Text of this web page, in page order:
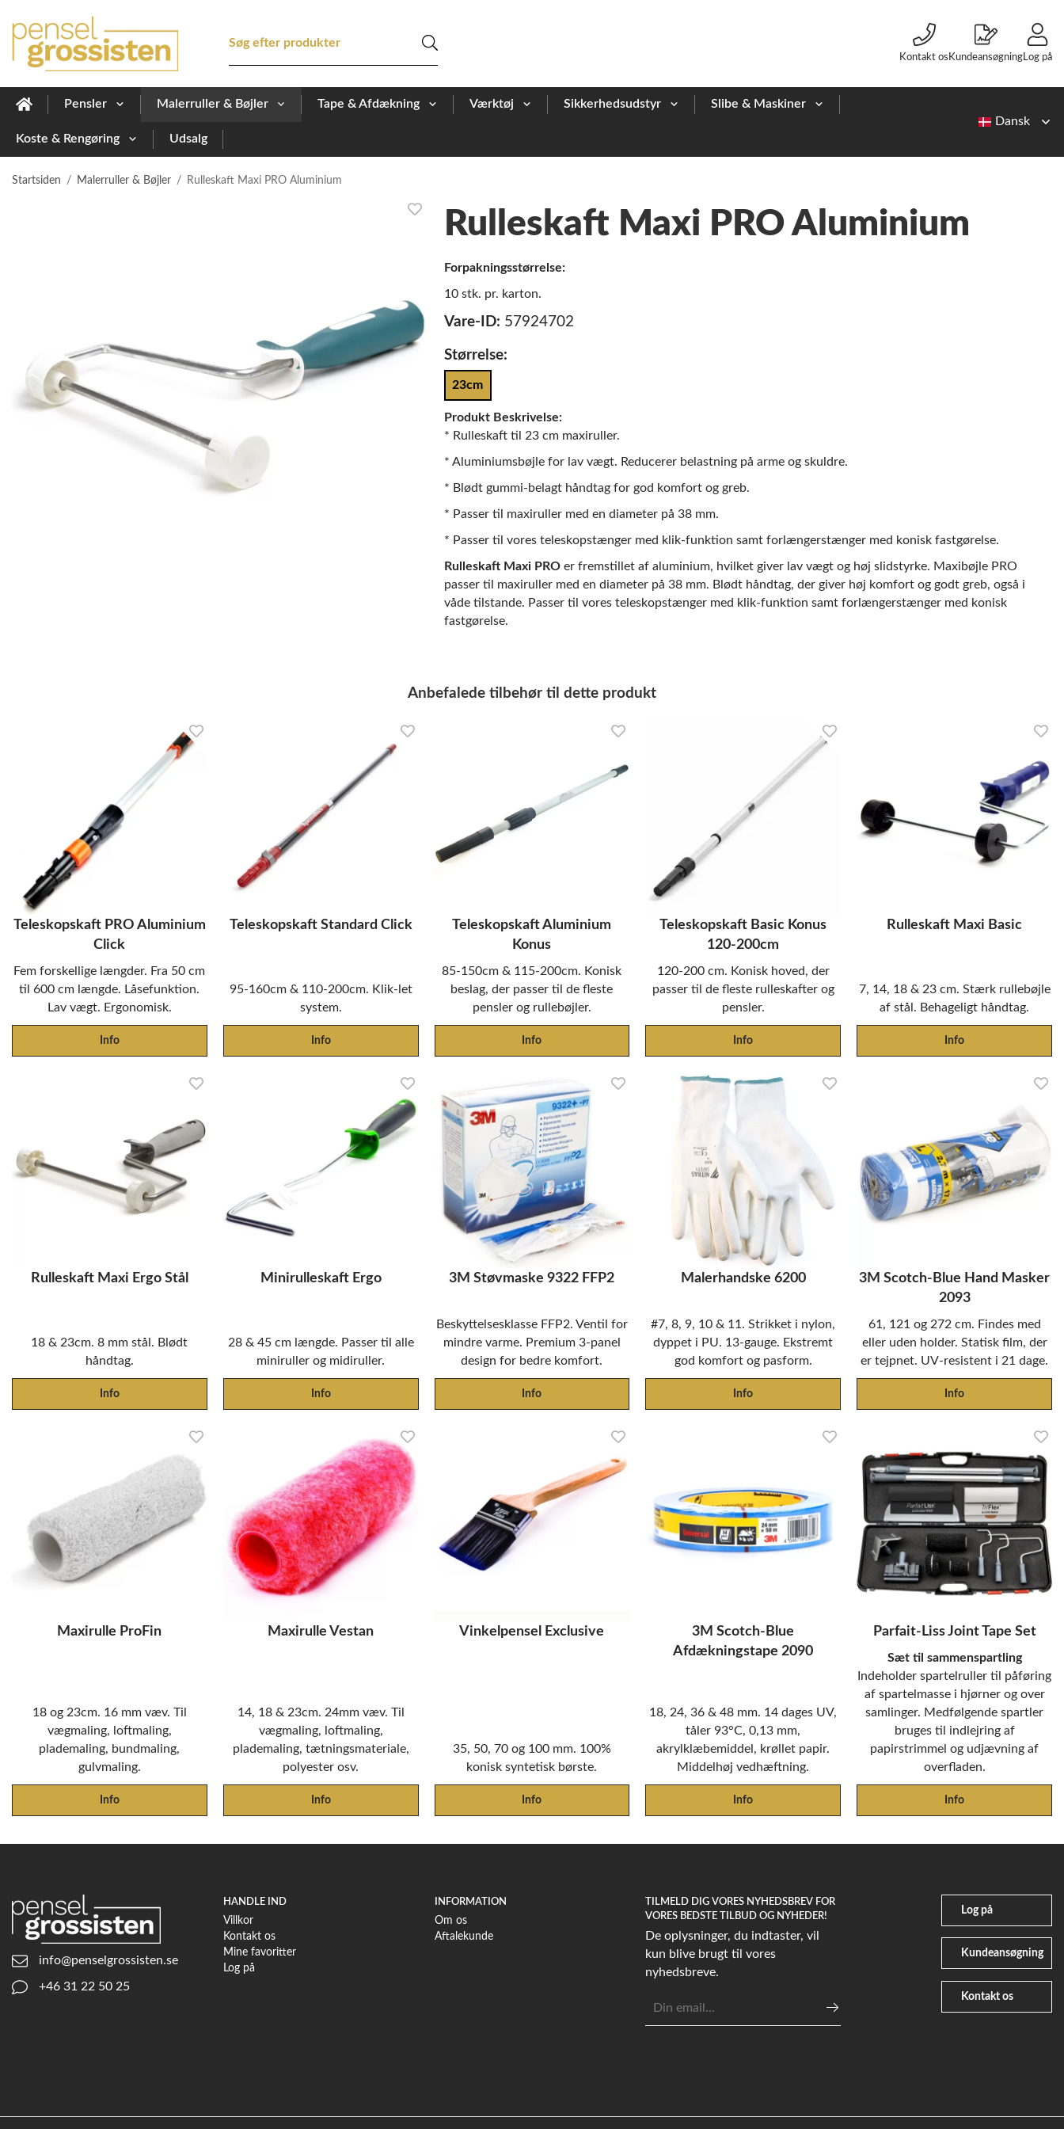
Kontakt os Kundeansøgning Log på
Pensler Malerruller & Bøjler Tape & Afdækning Værktøj Sikkerhedsudstyr Slibe & Maskiner
Koste & Rengøring Udsalg
Startsiden / Malerruller & Bøjler / Rulleskaft Maxi PRO Aluminium
Rulleskaft Maxi PRO Aluminium
Forpakningsstørrelse:
10 stk. pr. karton.
Vare-ID: 57924702
Størrelse:
23cm
Produkt Beskrivelse:
* Rulleskaft til 23 cm maxiruller.
* Aluminiumsbøjle for lav vægt. Reducerer belastning på arme og skuldre.
* Blødt gummi-belagt håndtag for god komfort og greb.
* Passer til maxiruller med en diameter på 38 mm.
* Passer til vores teleskopstænger med klik-funktion samt forlængerstænger med konisk fastgørelse.
Rulleskaft Maxi PRO er fremstillet af aluminium, hvilket giver lav vægt og høj slidstyrke. Maxibøjle PRO
passer til maxiruller med en diameter på 38 mm. Blødt håndtag, der giver høj komfort og godt greb, også i
våde tilstande. Passer til vores teleskopstænger med klik-funktion samt forlængerstænger med konisk
fastgørelse.
Anbefalede tilbehør til dette produkt
Teleskopskaft PRO Aluminium
Click
Fem forskellige længder. Fra 50 cm
til 600 cm længde. Låsefunktion.
Lav vægt. Ergonomisk.
Info
Teleskopskaft Standard Click
95-160cm & 110-200cm. Klik-let
system.
Info
Teleskopskaft Aluminium
Konus
85-150cm & 115-200cm. Konisk
beslag, der passer til de fleste
pensler og rullebøjler.
Info
Teleskopskaft Basic Konus
120-200cm
120-200 cm. Konisk hoved, der
passer til de fleste rulleskafter og
pensler.
Info
Rulleskaft Maxi Basic
7, 14, 18 & 23 cm. Stærk rullebøjle
af stål. Behageligt håndtag.
Info
Rulleskaft Maxi Ergo Stål
18 & 23cm. 8 mm stål. Blødt
håndtag.
Info
Minirulleskaft Ergo
28 & 45 cm længde. Passer til alle
miniruller og midiruller.
Info
3M Støvmaske 9322 FFP2
Beskyttelsesklasse FFP2. Ventil for
mindre varme. Premium 3-panel
design for bedre komfort.
Info
Malerhandske 6200
#7, 8, 9, 10 & 11. Strikket i nylon,
dyppet i PU. 13-gauge. Ekstremt
god komfort og pasform.
Info
3M Scotch-Blue Hand Masker
2093
61, 121 og 272 cm. Findes med
eller uden holder. Statisk film, der
er tejpnet. UV-resistent i 21 dage.
Info
Maxirulle ProFin
18 og 23cm. 16 mm væv. Til
vægmaling, loftmaling,
plademaling, bundmaling,
gulvmaling.
Info
Maxirulle Vestan
14, 18 & 23cm. 24mm væv. Til
vægmaling, loftmaling,
plademaling, tætningsmateriale,
polyester osv.
Info
Vinkelpensel Exclusive
35, 50, 70 og 100 mm. 100%
konisk syntetisk børste.
Info
3M Scotch-Blue
Afdækningstape 2090
18, 24, 36 & 48 mm. 14 dages UV,
tåler 93°C, 0,13 mm,
akrylklæbemiddel, krøllet papir.
Middelhøj vedhæftning.
Info
Parfait-Liss Joint Tape Set
Sæt til sammenspartling
Indeholder spartelruller til påføring
af spartelmasse i hjørner og over
samlinger. Medfølgende spartler
bruges til indlejring af
papirstrimmel og udjævning af
overfladen.
Info
info@penselgrossisten.se
+46 31 22 50 25
HANDLE IND
Villkor
Kontakt os
Mine favoritter
Log på
INFORMATION
Om os
Aftalekunde
TILMELD DIG VORES NYHEDSBREV FOR
VORES BEDSTE TILBUD OG NYHEDER!
De oplysninger, du indtaster, vil
kun blive brugt til vores
nyhedsbreve.
mailadresse
Kontakt os
Kundeansøgning
Log på